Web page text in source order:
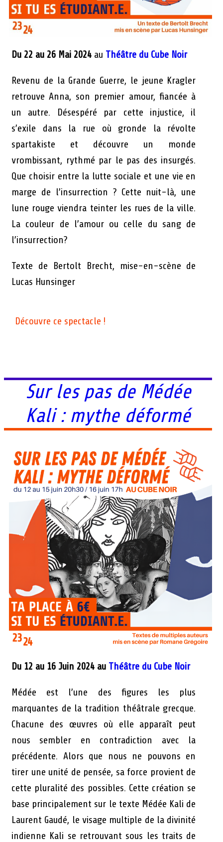
Du 22 au 26 Mai 2024 au Théâtre du Cube Noir
Revenu de la Grande Guerre, le jeune Kragler
retrouve Anna, son premier amour, fiancée à
un autre. Désespéré par cette injustice, il
s’exile dans la rue où gronde la révolte
spartakiste et découvre un monde
vrombissant, rythmé par le pas des insurgés.
Que choisir entre la lutte sociale et une vie en
marge de l’insurrection ? Cette nuit-là, une
lune rouge viendra teinter les rues de la ville.
La couleur de l’amour ou celle du sang de
l’insurrection?
Texte de Bertolt Brecht, mise-en-scène de
Lucas Hunsinger
Découvre ce spectacle !
Sur les pas de Médée
Kali : mythe déformé
Du 12 au 16 Juin 2024 au Théâtre du Cube Noir
Médée est l’une des figures les plus
marquantes de la tradition théâtrale grecque.
Chacune des œuvres où elle apparaît peut
nous sembler en contradiction avec la
précédente. Alors que nous ne pouvons en
tirer une unité de pensée, sa force provient de
cette pluralité des possibles. Cette création se
base principalement sur le texte Médée Kali de
Laurent Gaudé, le visage multiple de la divinité
indienne Kali se retrouvant sous les traits de